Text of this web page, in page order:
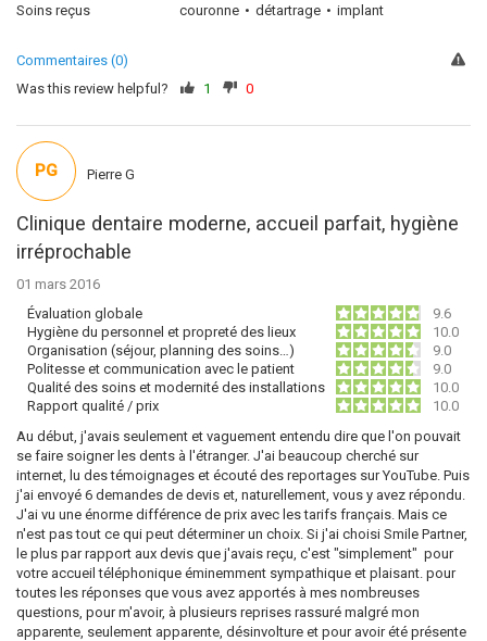
Soins reçus
couronne détartrage implant
Commentaires (0)
Was this review helpful?
1 0
Clinique dentaire moderne, accueil parfait, hygiène
irréprochable
01 mars 2016
Évaluation globale
9.6
Hygiène du personnel et propreté des lieux
10.0
Organisation (séjour, planning des soins…)
9.0
Politesse et communication avec le patient
9.0
Qualité des soins et modernité des installations
10.0
Rapport qualité / prix
10.0
Au début, j'avais seulement et vaguement entendu dire que l'on pouvait
se faire soigner les dents à l'étranger. J'ai beaucoup cherché sur
internet, lu des témoignages et écouté des reportages sur YouTube. Puis
j'ai envoyé 6 demandes de devis et, naturellement, vous y avez répondu.
J'ai vu une énorme différence de prix avec les tarifs français. Mais ce
n'est pas tout ce qui peut déterminer un choix. Si j'ai choisi Smile Partner,
le plus par rapport aux devis que j'avais reçu, c'est "simplement" pour
votre accueil téléphonique éminemment sympathique et plaisant. pour
toutes les réponses que vous avez apportés à mes nombreuses
questions, pour m'avoir, à plusieurs reprises rassuré malgré mon
apparente, seulement apparente, désinvolture et pour avoir été présente
PG Pierre G